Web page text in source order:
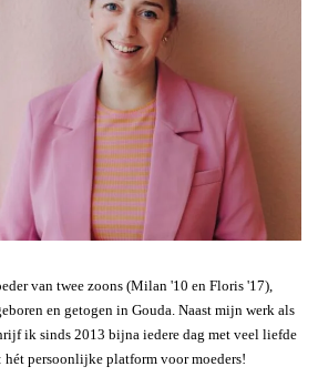
van twee zoons (Milan '10 en Floris '17),
en getogen in Gouda. Naast mijn werk als
ik sinds 2013 bijna iedere dag met veel liefde
persoonlijke platform voor moeders!